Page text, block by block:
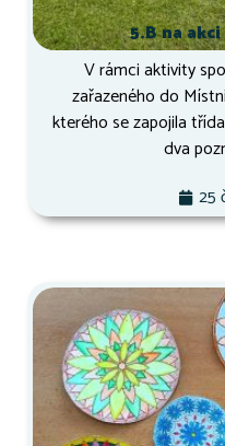
5.B na
V rámci aktivity
zařazeného do
kterého se zapojila
dva
25